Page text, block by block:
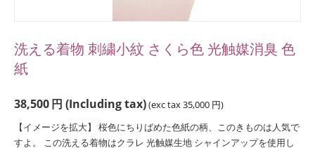
洗える着物 刺繍小紋 さくら色 光触媒消臭 色
紙
38,500円 (Including tax)(exc tax35,000 円)
【イメージを拡大】 桜色にちりばめた色紙の柄、このきものは人気で
すよ。 この洗える着物はクラレ 光触媒生地 シャインアップを使用し